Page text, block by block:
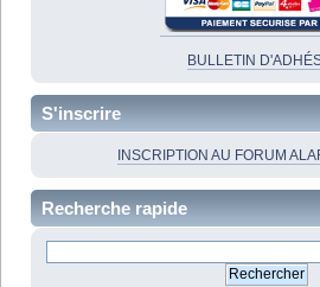
BULLETIN
S'inscrire
INSCRIPTION AU FORUM
Recherche rapide